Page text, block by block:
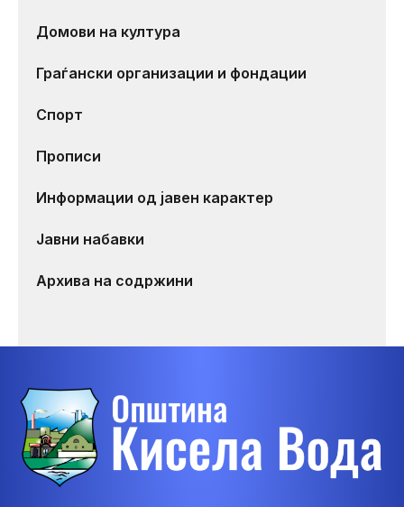
Домови на култура
Граѓански организации и фондации
Спорт
Прописи
Информации од јавен карактер
Јавни набавки
Архива на содржини